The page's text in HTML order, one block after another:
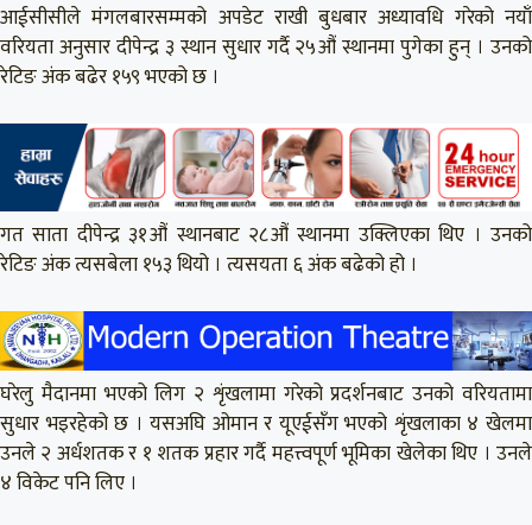
आईसीसीले मंगलबारसम्मको अपडेट राखी बुधबार अध्यावधि गरेको नयाँ
वरियता अनुसार दीपेन्द्र ३ स्थान सुधार गर्दै २५औं स्थानमा पुगेका हुन् । उनको
रेटिङ अंक बढेर १५९ भएको छ ।
गत साता दीपेन्द्र ३१औं स्थानबाट २८औं स्थानमा उक्लिएका थिए । उनको
रेटिङ अंक त्यसबेला १५३ थियो । त्यसयता ६ अंक बढेको हो ।
घरेलु मैदानमा भएको लिग २ शृंखलामा गरेको प्रदर्शनबाट उनको वरियतामा
सुधार भइरहेको छ । यसअघि ओमान र यूएईसँग भएको शृंखलाका ४ खेलमा
उनले २ अर्धशतक र १ शतक प्रहार गर्दै महत्त्वपूर्ण भूमिका खेलेका थिए । उनले
४ विकेट पनि लिए ।